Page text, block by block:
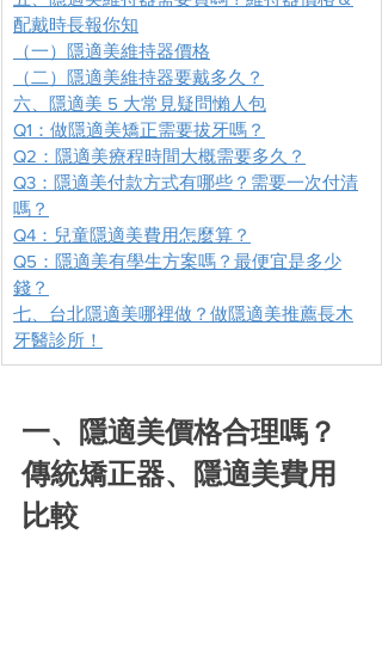
配戴時長報你知
（一）隱適美維持器價格
（二）隱適美維持器要戴多久？
六、隱適美 5 大常見疑問懶人包
Q1：做隱適美矯正需要拔牙嗎？
Q2：隱適美療程時間大概需要多久？
Q3：隱適美付款方式有哪些？需要一次付清
嗎？
Q4：兒童隱適美費用怎麼算？
Q5：隱適美有學生方案嗎？最便宜是多少
錢？
七、台北隱適美哪裡做？做隱適美推薦長木
牙醫診所！
一、隱適美價格合理嗎？
傳統矯正器、隱適美費用
比較